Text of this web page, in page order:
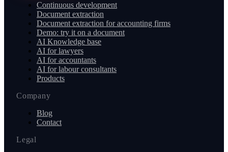
Continuous development
Document extraction
Document extraction for accounting firms
Demo: try it on a document
AI Knowledge base
AI for lawyers
AI for accountants
AI for labour consultants
Products
Company
Blog
Contact
Legal